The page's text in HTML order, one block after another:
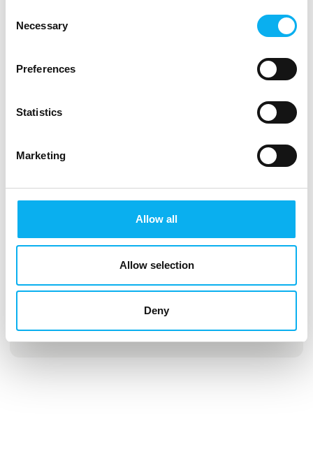
Selection
Necessary
Preferences
Statistics
Marketing
Allow all
Allow selection
Deny
Future Perspectives
kl. 12:00- 12:45